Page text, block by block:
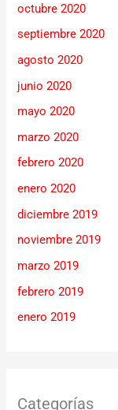
octubre 2020
septiembre 2020
agosto 2020
junio 2020
mayo 2020
marzo 2020
febrero 2020
enero 2020
diciembre 2019
noviembre 2019
marzo 2019
febrero 2019
enero 2019
Categorías